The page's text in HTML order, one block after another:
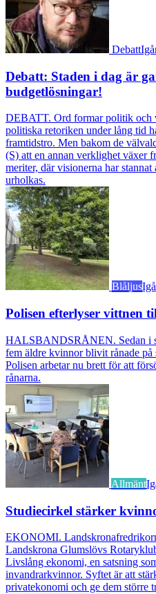
Debatt
Debatt: Staden i dag är
budgetlösningar!
DEBATT. Ord formar politik och
politiska retoriken under lång tid
framtidstro. Men bakom de
(S) att en annan verklighet växer
meriter, där visionerna har
urholkas.
Blåljus
Polisen efterlyser vittnen
HALSBANDSRÅNEN. Sedan i
fem äldre kvinnor blivit rånade på
Polisen arbetar nu brett för att
rånarna.
Allmänt
Studiecirkel stärker
EKONOMI.
Landskrona Glumslövs
Livslång ekonomi, en satsning
invandrarkvinnor. Syftet är att
privatekonomi och ge dem större